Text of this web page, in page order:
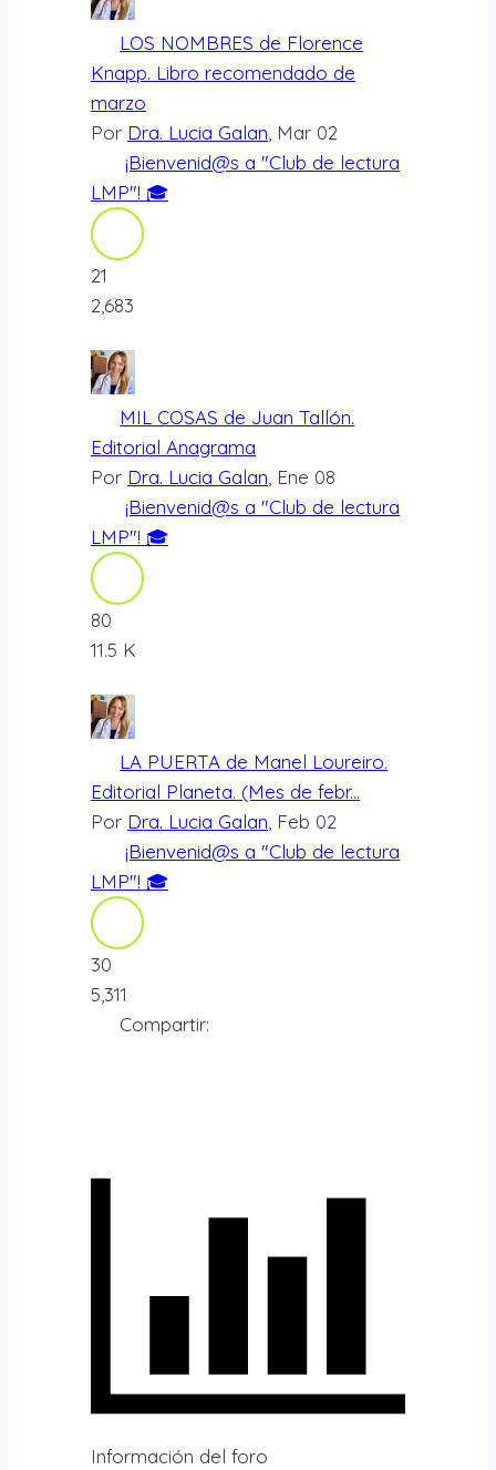
LOS NOMBRES de Florence
Knapp. Libro recomendado de
marzo
Por Dra. Lucia Galan , Mar 02
¡Bienvenid@s a "Club de lectura
LMP"! 🎓
21
2,683
MIL COSAS de Juan Tallón.
Editorial Anagrama
Por Dra. Lucia Galan , Ene 08
¡Bienvenid@s a "Club de lectura
LMP"! 🎓
80
11.5 K
LA PUERTA de Manel Loureiro.
Editorial Planeta. (Mes de febr...
Por Dra. Lucia Galan , Feb 02
¡Bienvenid@s a "Club de lectura
LMP"! 🎓
30
5,311
Compartir:
Información del foro